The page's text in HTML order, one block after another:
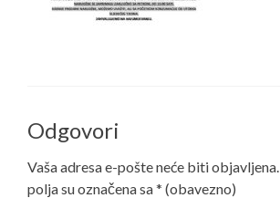
Odgovori
Vaša adresa e-pošte neće biti objavljena.
polja su označena sa* (obavezno)